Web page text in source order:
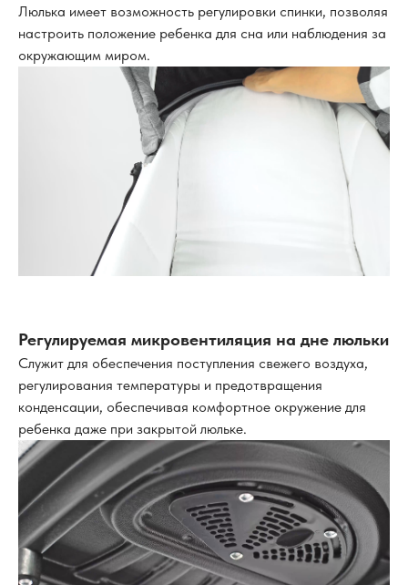
Люлька имеет возможность регулировки спинки, позволяя
настроить положение ребенка для сна или наблюдения за
окружающим миром.
Регулируемая микровентиляция на дне люльки
Служит для обеспечения поступления свежего воздуха,
регулирования температуры и предотвращения
конденсации, обеспечивая комфортное окружение для
ребенка даже при закрытой люльке.